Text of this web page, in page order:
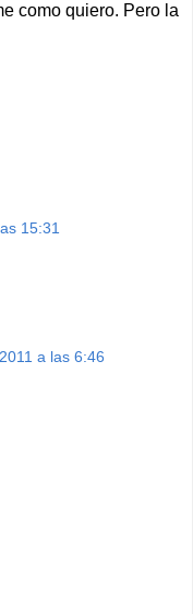
como quiero. Pero la
15:31
a las 6:46